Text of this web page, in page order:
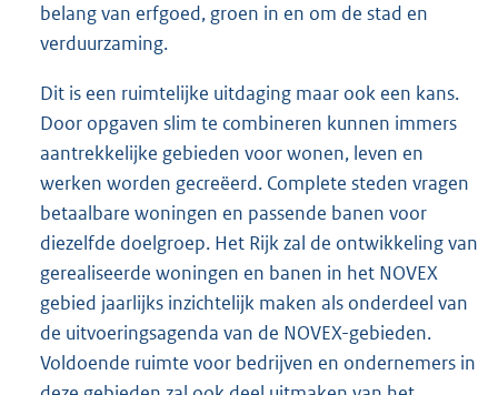
belang van erfgoed, groen in en om de stad en
verduurzaming.
Dit is een ruimtelijke uitdaging maar ook een kans.
Door opgaven slim te combineren kunnen immers
aantrekkelijke gebieden voor wonen, leven en
werken worden gecreëerd. Complete steden vragen
betaalbare woningen en passende banen voor
diezelfde doelgroep. Het Rijk zal de ontwikkeling van
gerealiseerde woningen en banen in het NOVEX
gebied jaarlijks inzichtelijk maken als onderdeel van
de uitvoeringsagenda van de NOVEX-gebieden.
Voldoende ruimte voor bedrijven en ondernemers in